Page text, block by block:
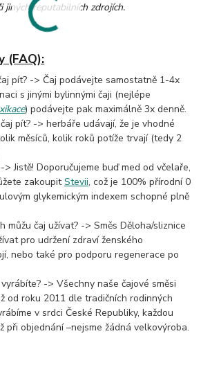
jiných reputabilních zdrojích.
(FAQ):
pít? -> Čaj podávejte samostatně 1-4x
s jinými bylinnými čaji (nejlépe
) podávejte pak maximálně 3x denně.
pít? -> herbáře udávají, že je vhodné
měsíců, kolik roků potíže trvají (tedy 2
Jistě! Doporučujeme buď med od včelaře,
zakoupitStevii, což je 100% přírodní 0
glykemickým indexem schopné plně
můžu čaj užívat? -> Směs Děloha/sliznice
pro udržení zdraví ženského
nebo také pro podporu regenerace po
vyrábíte? -> Všechny naše čajové směsi
od roku 2011 dle tradičních rodinných
v srdci České Republiky, každou
při objednání –nejsme žádná velkovýroba.